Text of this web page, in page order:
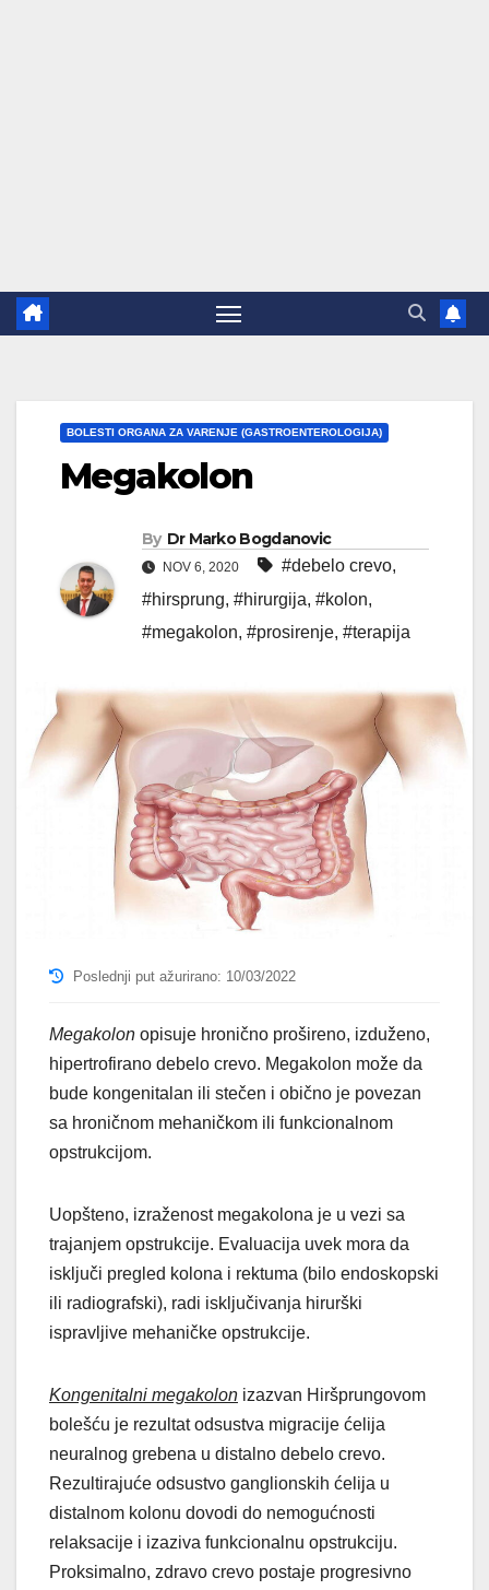
BOLESTI ORGANA ZA VARENJE (GASTROENTEROLOGIJA)
Megakolon
By Dr Marko Bogdanovic
NOV 6, 2020 #debelo crevo,
#hirsprung, #hirurgija, #kolon,
#megakolon, #prosirenje, #terapija
Poslednji put ažurirano: 10/03/2022
Megakolon opisuje hronično prošireno, izduženo,
hipertrofirano debelo crevo. Megakolon može da
bude kongenitalan ili stečen i obično je povezan
sa hroničnom mehaničkom ili funkcionalnom
opstrukcijom.
Uopšteno, izraženost megakolona je u vezi sa
trajanjem opstrukcije. Evaluacija uvek mora da
isključi pregled kolona i rektuma (bilo endoskopski
ili radiografski), radi isključivanja hirurški
ispravljive mehaničke opstrukcije.
Kongenitalni megakolon izazvan Hiršprungovom
bolešću je rezultat odsustva migracije ćelija
neuralnog grebena u distalno debelo crevo.
Rezultirajuće odsustvo ganglionskih ćelija u
distalnom kolonu dovodi do nemogućnosti
relaksacije i izaziva funkcionalnu opstrukciju.
Proksimalno, zdravo crevo postaje progresivno